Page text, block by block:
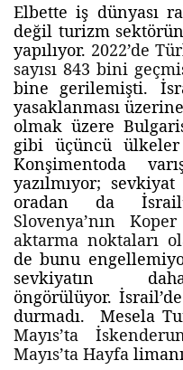
Elbette iş dünyası
değil turizm
yapılıyor. 2022’de
sayısı 843 bini
bine gerilemişti.
yasaklanması
olmak üzere
gibi üçüncü ülkeler
Konşimentoda
yazılmıyor;
oradan da
Slovenya’nın
aktarma noktaları
de bunu
sevkiyatın
öngörülüyor.
durmadı. Mesela
Mayıs’ta
Mayıs’ta Hayfa